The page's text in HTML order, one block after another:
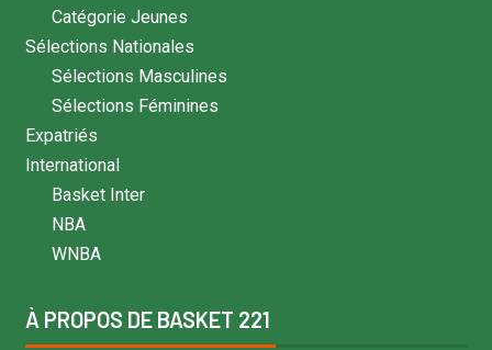
Catégorie Jeunes
Sélections Nationales
Sélections Masculines
Sélections Féminines
Expatriés
International
Basket Inter
NBA
WNBA
À PROPOS DE BASKET 221